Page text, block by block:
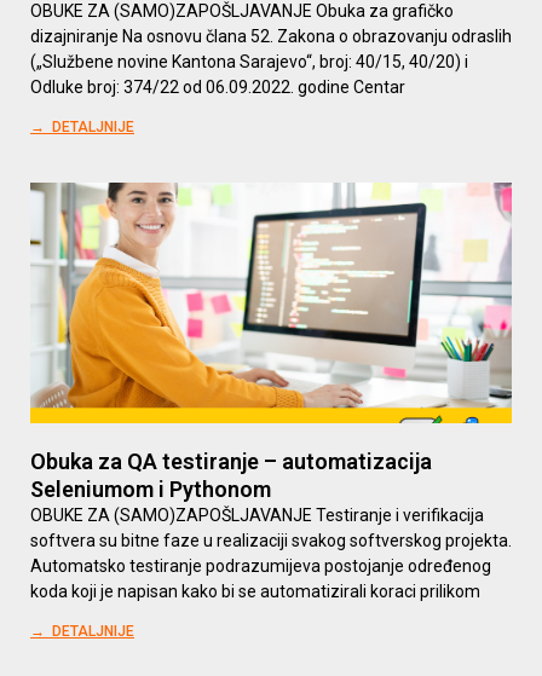
OBUKE ZA (SAMO)ZAPOŠLJAVANJE Obuka za grafičko
dizajniranje Na osnovu člana 52. Zakona o obrazovanju odraslih
(„Službene novine Kantona Sarajevo“, broj: 40/15, 40/20) i
Odluke broj: 374/22 od 06.09.2022. godine Centar
→ DETALJNIJE
Obuka za QA testiranje – automatizacija
Seleniumom i Pythonom
OBUKE ZA (SAMO)ZAPOŠLJAVANJE Testiranje i verifikacija
softvera su bitne faze u realizaciji svakog softverskog projekta.
Automatsko testiranje podrazumijeva postojanje određenog
koda koji je napisan kako bi se automatizirali koraci prilikom
→ DETALJNIJE